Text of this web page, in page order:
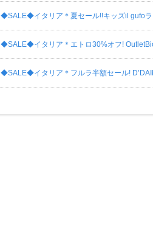
◆SALE◆イタリア＊夏セール!!キッズil gufo
◆SALE◆イタリア＊エトロ30%オフ!
◆SALE◆イタリア＊フルラ半額セール!